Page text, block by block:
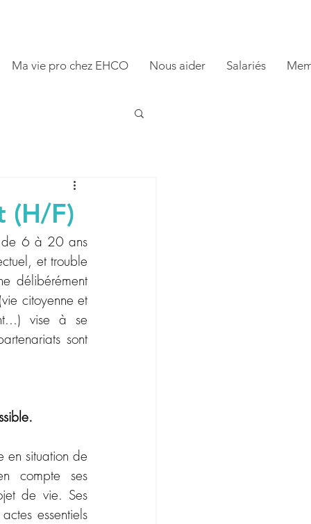
Ma vie pro chez EHCO Nous aider Salariés
(H/F)
de 6 à 20 ans
et trouble
délibérément
citoyenne et
vise à se
sont
en situation de
compte ses
de vie. Ses
essentiels